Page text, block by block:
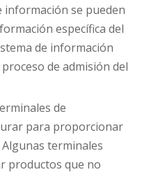
información se pueden
específica del
de información
de admisión del
de
para proporcionar
terminales
productos que no